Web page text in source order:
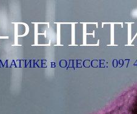
в ОДЕССЕ: 097